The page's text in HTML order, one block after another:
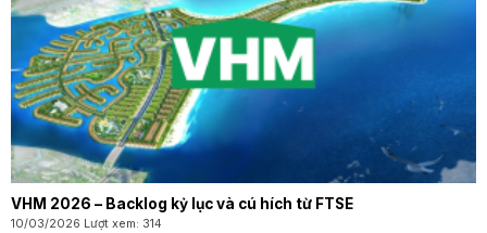
VHM 2026 – Backlog kỷ lục và cú hích từ FTSE
10/03/2026 Lượt xem: 314